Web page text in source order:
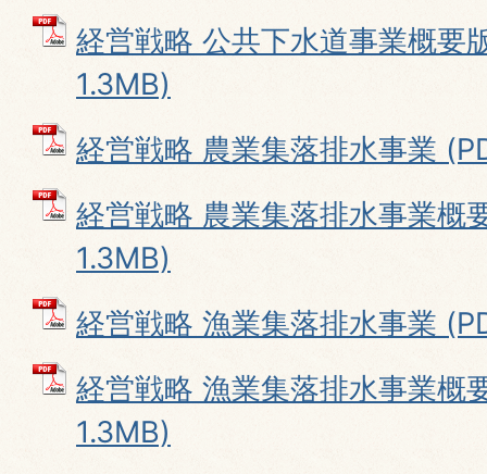
経営戦略 公共下水道事業概要
1.3MB)
経営戦略 農業集落排水事業
経営戦略 農業集落排水事業概
1.3MB)
経営戦略 漁業集落排水事業
経営戦略 漁業集落排水事業概
1.3MB)